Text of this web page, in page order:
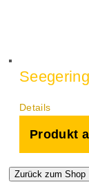
Details
Produkt
Zurück zum Shop